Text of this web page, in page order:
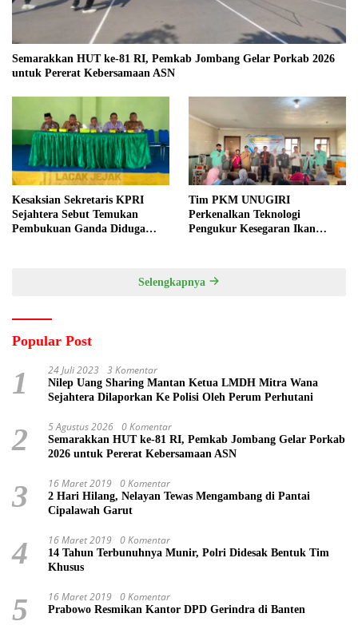
Semarakkan HUT ke-81 RI, Pemkab Jombang Gelar Porkab 2026
untuk Pererat Kebersamaan ASN
Kesaksian Sekretaris KPRI
Sejahtera Sebut Temukan
Pembukuan Ganda Diduga
Tim PKM UNUGIRI
Perkenalkan Teknologi
Pengukur Kesegaran Ikan
Selengkapnya
Popular Post
1 24 Juli 2023 3 Komentar
Nilep Uang Sharing Mantan Ketua LMDH Mitra Wana
Sejahtera Dilaporkan Ke Polisi Oleh Perum Perhutani
2 5 Agustus 2026 0 Komentar
Semarakkan HUT ke-81 RI, Pemkab Jombang Gelar Porkab
2026 untuk Pererat Kebersamaan ASN
3 16 Maret 2019 0 Komentar
2 Hari Hilang, Nelayan Tewas Mengambang di Pantai
Cipalawah Garut
4 16 Maret 2019 0 Komentar
14 Tahun Terbunuhnya Munir, Polri Didesak Bentuk Tim
Khusus
5 16 Maret 2019 0 Komentar
Prabowo Resmikan Kantor DPD Gerindra di Banten